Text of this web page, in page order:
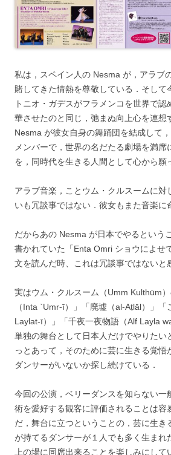
私は，スペイン人の Nesma が，アラブ
賭してきた情熱を尊敬している．そして
トニオ・ガデスがフラメンコを世界で
華させたのと同じ，弛まぬ向上心を連想
Nesma が彼女自身の舞踊団を結成して
メンバーで，世界の名だたる劇場を満席
を，同時代を生きる人間として心から願
アラブ音楽，ことウム・クルスームに対
いも冗談事ではない．彼女もまた音楽に
だからあの Nesma が日本でやるという
書かれていた「Enta Omri ショウによせ
文を読んだ時、これは冗談事ではないと
実はウム・クルスーム（Umm Kulthūm
（Inta `Umr-ī）」「廃墟（al-Aṭlāl）」
Laylat-ī）」「千夜一夜物語（Alf Layla
単独の舞台として日本人だけでやりたい
っとあって，そのために芸に生きる覚悟
ダンサーがいないか探し続けている．
今回の公演，ベリーダンスを知らない一
術を愛好する観客に評価されることは容
だ，舞台に立つということの，芸に生き
が持てるダンサーが１人でも多く生まれ
上の場に同席出来ることを楽しみにして